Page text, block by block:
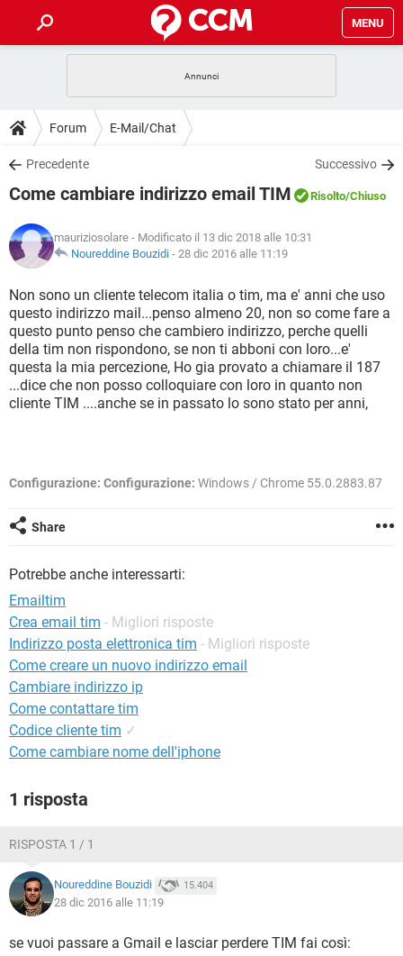
MENU
INTRATTENIMENTO
iOS
INSTAGRAM WHATSAPP
TIKTOK
HARDWARE
GUIDE
COVID-19
INSTAGRAM WHATSAPP
TIKTOK
HARDWARE
DOWNLOAD
COVID-19 GAMING
INTRATTENIMENTO
iOS WINDOWS 10
WHATSAPP
TIKTOK FACEBOOK
HARDWARE
COVID-19 GAMING
INTRATTENIMENTO
iOS WINDOWS 10
INSTAGRAM WHATSAPP
TIKTOK FACEBOOK
HARDWARE
GLOSSARIO
GAMING
INTRATTENIMENTO ANDROID
iOS WINDOWS 10
INSTAGRAM WHATSAPP
TIKTOK FACEBOOK
Forum E-Mail/Chat
Precedente Successivo
Come cambiare indirizzo email TIM Risolto/Chiuso
mauriziosolare - Modificato il 13 dic 2018 alle 10:31
Noureddine Bouzidi - 28 dic 2016 alle 11:19
Non sono un cliente telecom italia o tim, ma e' anni che uso
questo indirizzo mail...penso almeno 20, non so come fare a
questo punto penso che cambiero indirizzo, perche quelli
della tim non rispondono, se non ti abboni con loro...e'
questa la mia percezione, Ho gia provato a chiamare il 187
...dice che non posso colloquiare con loro in quanto non
cliente TIM ....anche se in passato lo sono stato per anni,
Configurazione: Configurazione: Windows / Chrome 55.0.2883.87
Share
Potrebbe anche interessarti:
Emailtim
Crea email tim - Migliori risposte
Indirizzo posta elettronica tim - Migliori risposte
Come creare un nuovo indirizzo email
Cambiare indirizzo ip
Come contattare tim
Codice cliente tim ✓
Come cambiare nome dell'iphone
1 risposta
RISPOSTA 1 / 1
Noureddine Bouzidi 15.404
28 dic 2016 alle 11:19
se vuoi passare a Gmail e lasciar perdere TIM fai così: